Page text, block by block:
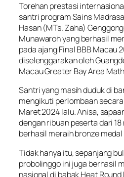
Torehan prestasi
santri program Sains
Hasan (MTs. Zaha)
Munawaroh yang berhasil
pada ajang Final BBB Macau
diselenggarakan oleh
Macau Greater Bay Area
Santri yang masih duduk di
mengikuti perlombaan
Maret 2024 lalu. Anisa,
dengan ribuan peserta dari
berhasil meraih bronze
Tidak hanya itu, sepanjang
probolinggo ini juga berhasil
nasional di babak Heat Round